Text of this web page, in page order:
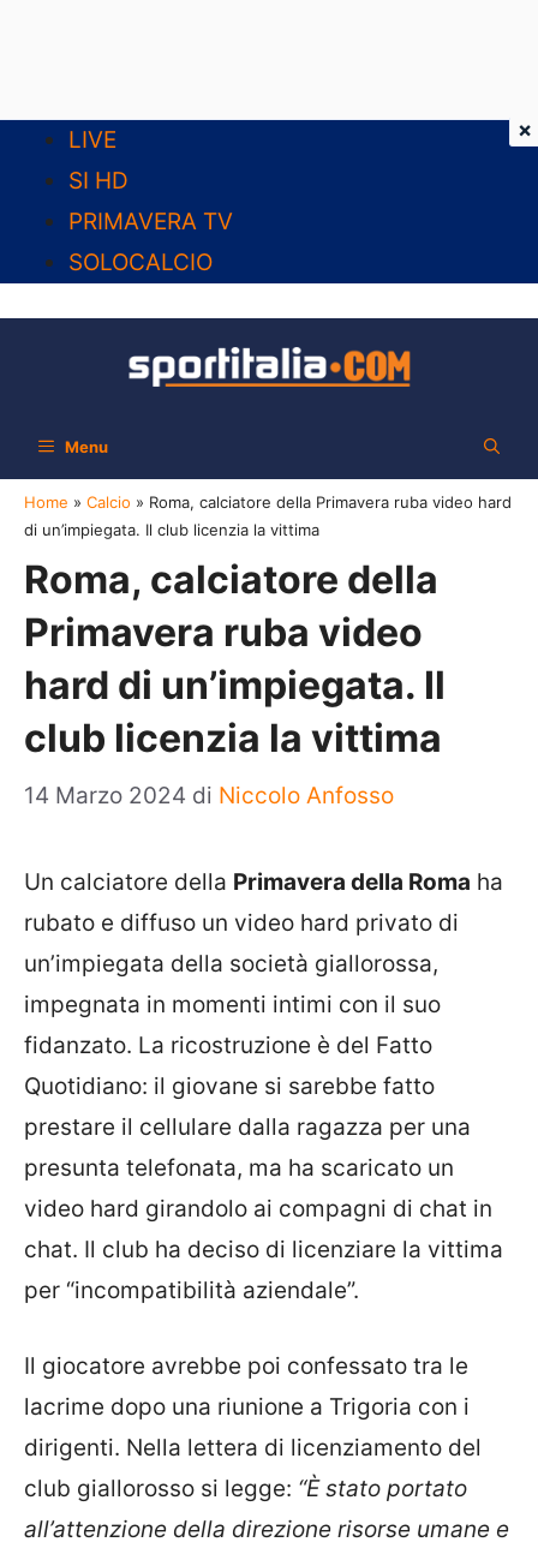
contenuto
LIVE
SI HD
PRIMAVERA TV
SOLOCALCIO
Menu
Home » Calcio » Roma, calciatore della Primavera ruba video hard
di un’impiegata. Il club licenzia la vittima
Roma, calciatore della
Primavera ruba video
hard di un’impiegata. Il
club licenzia la vittima
14 Marzo 2024 di Niccolo Anfosso
Un calciatore della Primavera della Roma ha
rubato e diffuso un video hard privato di
un’impiegata della società giallorossa,
impegnata in momenti intimi con il suo
fidanzato. La ricostruzione è del Fatto
Quotidiano: il giovane si sarebbe fatto
prestare il cellulare dalla ragazza per una
presunta telefonata, ma ha scaricato un
video hard girandolo ai compagni di chat in
chat. Il club ha deciso di licenziare la vittima
per “incompatibilità aziendale”.
Il giocatore avrebbe poi confessato tra le
lacrime dopo una riunione a Trigoria con i
dirigenti. Nella lettera di licenziamento del
club giallorosso si legge: “È stato portato
all’attenzione della direzione risorse umane e
×